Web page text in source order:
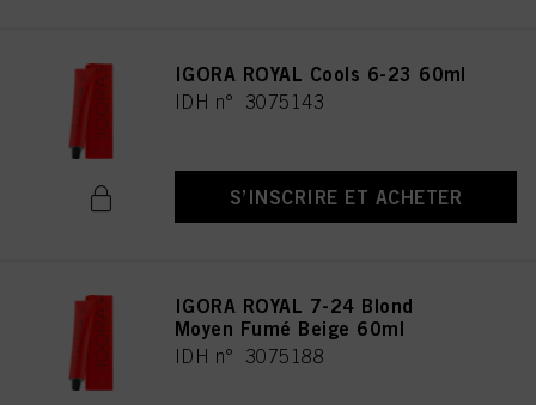
IGORA ROYAL Cools 6-23 60ml
IDH n° 3075143
S’INSCRIRE ET ACHETER
IGORA ROYAL 7-24 Blond
Moyen Fumé Beige 60ml
IDH n° 3075188